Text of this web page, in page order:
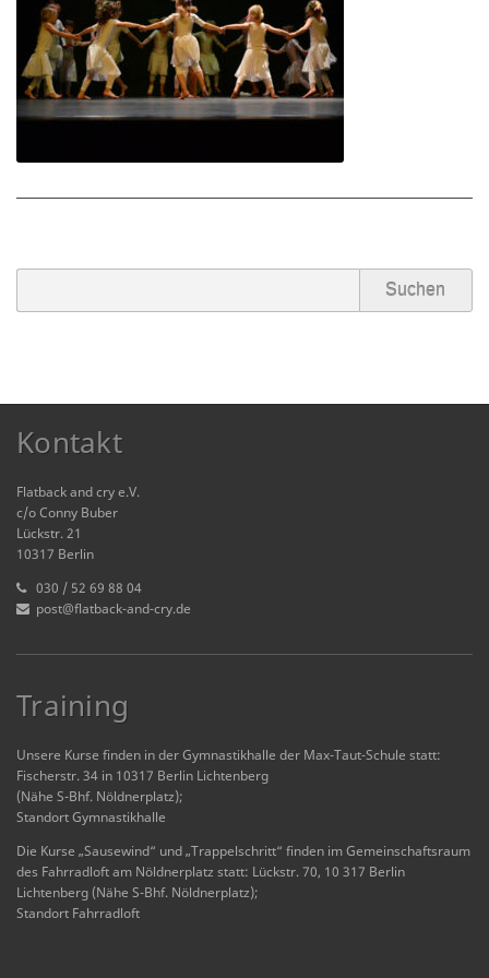
Partner/Freunde
Kontakt
Kontakt
Flatback and cry e.V.
c/o Conny Buber
Lückstr. 21
10317 Berlin
030 / 52 69 88 04
post@flatback-and-cry.de
Training
Unsere Kurse finden in der Gymnastikhalle der Max-Taut-Schule statt:
Fischerstr. 34 in 10317 Berlin Lichtenberg
(Nähe S-Bhf. Nöldnerplatz);
Standort Gymnastikhalle
Die Kurse „Sausewind“ und „Trappelschritt“ finden im Gemeinschaftsraum
des Fahrradloft am Nöldnerplatz statt: Lückstr. 70, 10 317 Berlin
Lichtenberg (Nähe S-Bhf. Nöldnerplatz);
Standort Fahrradloft